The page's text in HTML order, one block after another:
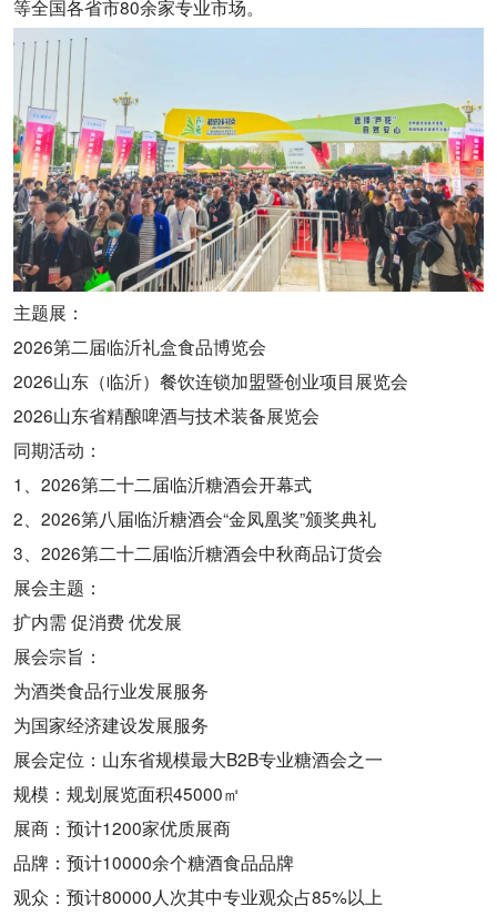
等全国各省市80余家专业市场。
主题展：
2026第二届临沂礼盒食品博览会
2026山东（临沂）餐饮连锁加盟暨创业项目展览会
2026山东省精酿啤酒与技术装备展览会
同期活动：
1、2026第二十二届临沂糖酒会开幕式
2、2026第八届临沂糖酒会“金凤凰奖”颁奖典礼
3、2026第二十二届临沂糖酒会中秋商品订货会
展会主题：
扩内需 促消费 优发展
展会宗旨：
为酒类食品行业发展服务
为国家经济建设发展服务
展会定位：山东省规模最大B2B专业糖酒会之一
规模：规划展览面积45000㎡
展商：预计1200家优质展商
品牌：预计10000余个糖酒食品品牌
观众：预计80000人次其中专业观众占85%以上